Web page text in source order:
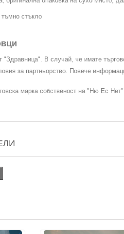
стъкло
"Здравница". В случай, че имате
за партньорство. Повече
марка собственост на "Ню Ес